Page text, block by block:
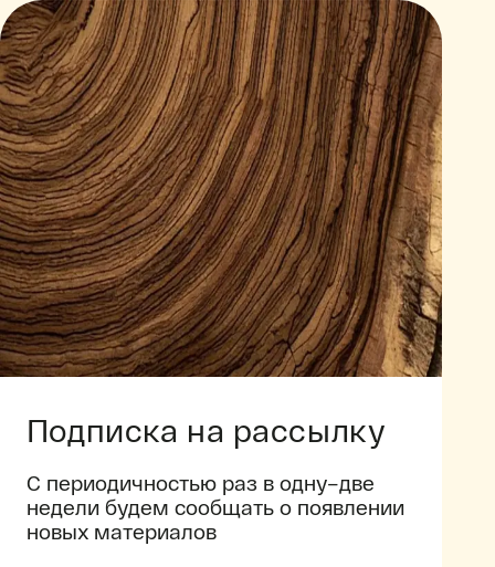
Подписка на рассылку
С периодичностью раз в одну–две
недели будем сообщать о появлении
новых материалов